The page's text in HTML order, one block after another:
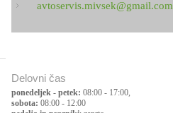
avtoservis.mivsek@gmail.com
Delovni čas
ponedeljek - petek: 08:00 - 17:00,
sobota: 08:00 - 12:00